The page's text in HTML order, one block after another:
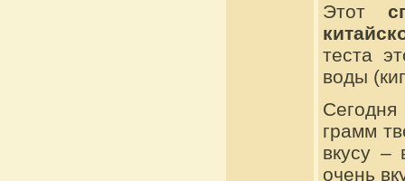
Этот
теста
воды
грамм
вкусу –
очень